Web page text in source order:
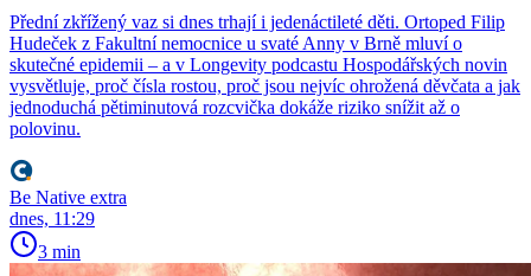
Přední zkřížený vaz si dnes trhají i jedenáctileté děti. Ortoped Filip
Hudeček z Fakultní nemocnice u svaté Anny v Brně mluví o
skutečné epidemii – a v Longevity podcastu Hospodářských novin
vysvětluje, proč čísla rostou, proč jsou nejvíc ohrožená děvčata a jak
jednoduchá pětiminutová rozcvička dokáže riziko snížit až o
polovinu.
Be Native extra
dnes, 11:29
3 min